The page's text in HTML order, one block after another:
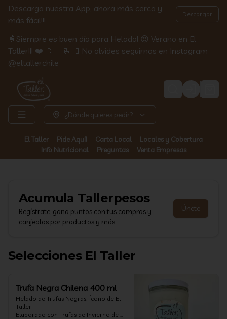
Descarga nuestra App, ahora más cerca y
más fácil!!!
Descargar
🍦Siempre es buen día para Helado! 😍 Verano en El
Taller!!! ❤️ 🇨🇱 🫰🏻 No olvides seguirnos en Instagram
@eltallerchile
Login
¿Dónde quieres pedir?
El Taller Pide Aquí! Carta Local
Locales y Cobertura
Info Nutricional
Preguntas Venta Empresas
Acumula Tallerpesos
Regístrate, gana puntos con tus compras y
canjealos por productos y más
Únete
Selecciones El Taller
Trufa Negra Chilena 400 ml
Helado de Trufas Negras, Ícono de El
Taller
Elaborado con Trufas de Invierno de